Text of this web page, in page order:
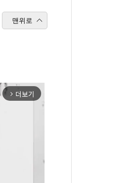
맨위로
arrow_forward_ios 더보기